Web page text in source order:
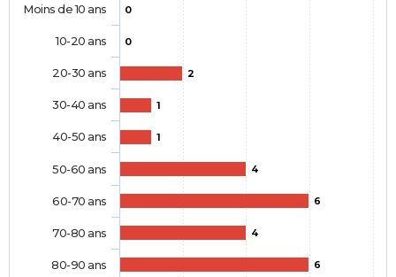
0
0
2
1
1
4
6
4
6
Moins de 10 ans
10-20 ans
20-30 ans
30-40 ans
40-50 ans
50-60 ans
60-70 ans
70-80 ans
80-90 ans